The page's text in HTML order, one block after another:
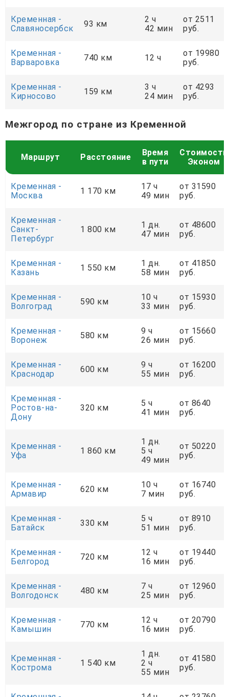
Кременная -
Славяносербск
93 км
2 ч
42 мин
от 2511
руб.
Кременная -
Варваровка
740 км 12 ч
от 19980
руб.
Кременная -
Кирносово
159 км
3 ч
24 мин
от 4293
руб.
Межгород по стране из Кременной
Маршрут Расстояние
Время
в пути
Стоимость
Эконом
Кременная -
Москва
1 170 км
17 ч
49 мин
от 31590
руб.
Кременная -
Санкт-
Петербург
1 800 км
1 дн.
47 мин
от 48600
руб.
Кременная -
Казань
1 550 км
1 дн.
58 мин
от 41850
руб.
Кременная -
Волгоград
590 км
10 ч
33 мин
от 15930
руб.
Кременная -
Воронеж
580 км
9 ч
26 мин
от 15660
руб.
Кременная -
Краснодар
600 км
9 ч
55 мин
от 16200
руб.
Кременная -
Ростов-на-
Дону
320 км
5 ч
41 мин
от 8640
руб.
Кременная -
Уфа
1 860 км
1 дн.
5 ч
49 мин
от 50220
руб.
Кременная -
Армавир
620 км
10 ч
7 мин
от 16740
руб.
Кременная -
Батайск
330 км
5 ч
51 мин
от 8910
руб.
Кременная -
Белгород
720 км
12 ч
16 мин
от 19440
руб.
Кременная -
Волгодонск
480 км
7 ч
25 мин
от 12960
руб.
Кременная -
Камышин
770 км
12 ч
16 мин
от 20790
руб.
Кременная -
Кострома
1 540 км
1 дн.
2 ч
55 мин
от 41580
руб.